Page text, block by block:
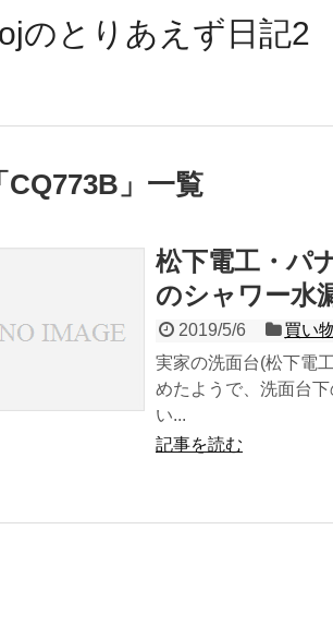
のとりあえず日記2
CQ773B 」 一覧
松下電工・パ
のシャワー水
2019/5/6
買い
実家の洗面台(松下電
めたようで、洗面台
い...
記事を読む